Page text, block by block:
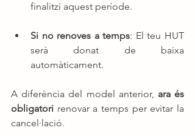
finalitzi aquest període.
Si no renoves a temps: El teu HUT
serà donat de baixa
automàticament.
A diferència del model anterior, ara és
obligatori renovar a temps per evitar la
cancel·lació.